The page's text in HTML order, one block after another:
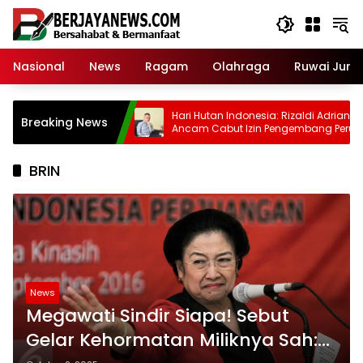
Skip
content
Nasional
News Ragam Olahraga Ruwai Jurai
Breaking News
1 PRI, Ketua DPD
Penyumbang
di Pemilu 2029
Hari Hutan Indonesia: Rizaldi Adrian
Ancam Cabut Izin Pengembang Perusak
Bukit di Bandar Lampung
BRIN
News
Megawati Sindir Siapa! Sebut
Gelar Kehormatan Miliknya Sah: